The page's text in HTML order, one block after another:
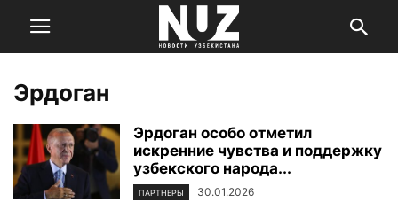
Эрдоган
Эрдоган особо отметил
искренние чувства и поддержку
узбекского народа...
ПАРТНЕРЫ 30.01.2026